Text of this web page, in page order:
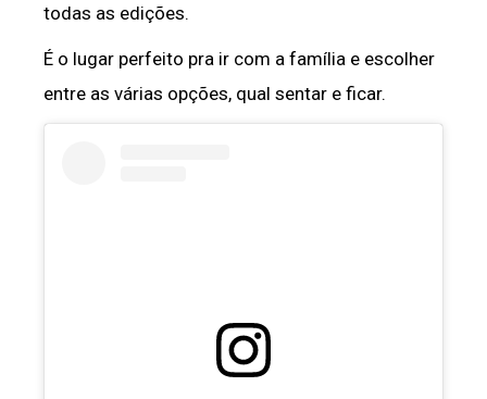
todas as edições.
É o lugar perfeito pra ir com a família e escolher
entre as várias opções, qual sentar e ficar.